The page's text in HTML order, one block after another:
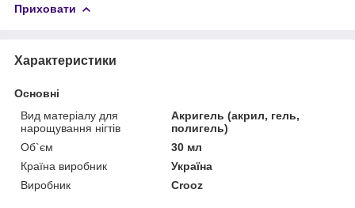
Приховати
Характеристики
Основні
Вид матеріалу для
нарощування нігтів
Акригель (акрил, гель,
полигель)
Об`єм
30 мл
Країна виробник
Україна
Виробник
Crooz